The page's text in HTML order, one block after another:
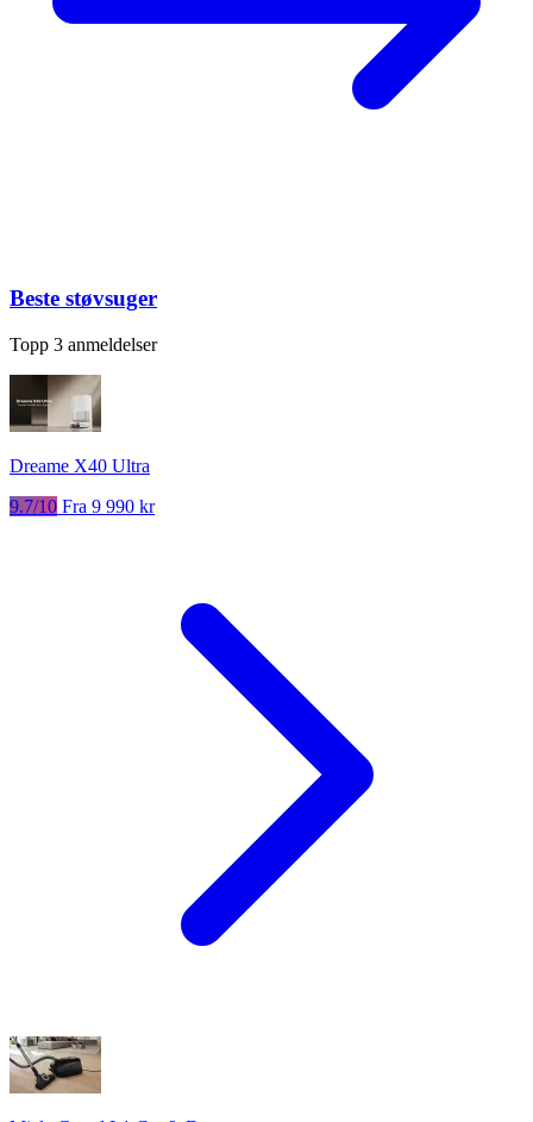
Beste støvsuger
Topp 3 anmeldelser
Dreame X40 Ultra
9.7/10 Fra 9 990 kr